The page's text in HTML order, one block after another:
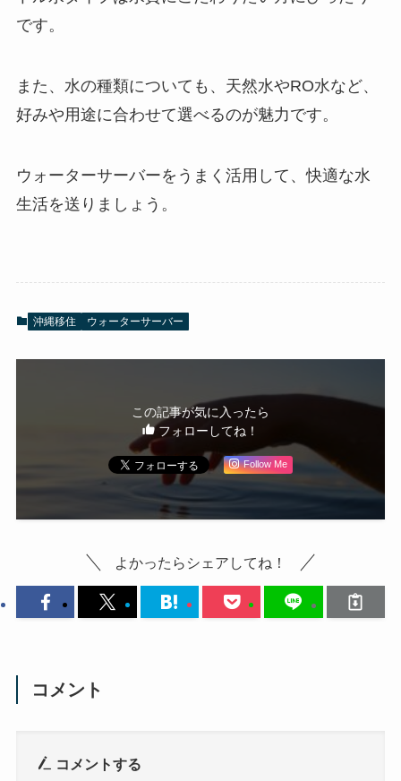
です。
また、水の種類についても、天然水やRO水など、
好みや用途に合わせて選べるのが魅力です。
ウォーターサーバーをうまく活用して、快適な水
生活を送りましょう。
沖縄移住 ウォーターサーバー
この記事が気に入ったら
フォローしてね！
Follow Me
よかったらシェアしてね！
コメント
コメントする